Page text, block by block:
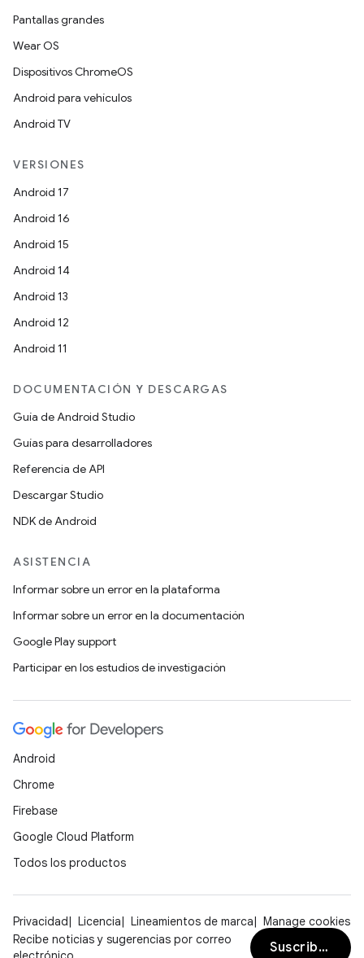
Pantallas grandes
Wear OS
Dispositivos ChromeOS
Android para vehículos
Android TV
VERSIONES
Android 17
Android 16
Android 15
Android 14
Android 13
Android 12
Android 11
DOCUMENTACIÓN Y DESCARGAS
Guía de Android Studio
Guías para desarrolladores
Referencia de API
Descargar Studio
NDK de Android
ASISTENCIA
Informar sobre un error en la plataforma
Informar sobre un error en la documentación
Google Play support
Participar en los estudios de investigación
Android
Chrome
Firebase
Google Cloud Platform
Todos los productos
Privacidad Licencia Lineamientos de marca
Manage cookies
Recibe noticias y sugerencias por correo
Suscribirse